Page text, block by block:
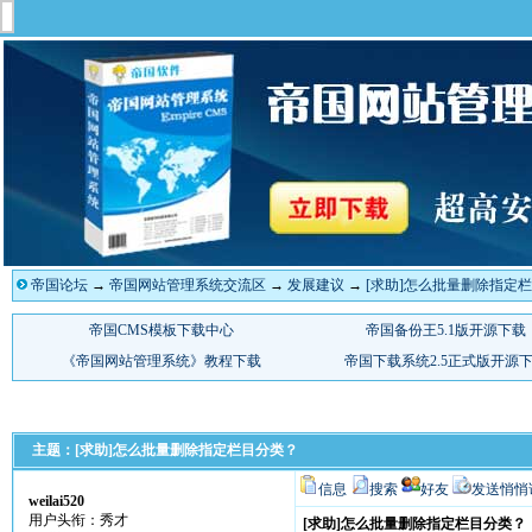
帝国论坛 → 帝国网站管理系统交流区 → 发展建议 → [求助]怎么批量删除指定
主题：[求助]怎么批量删除指定栏目分类？
weilai520
用户头衔：秀才
信息 搜索 好友 发送悄悄
[求助]怎么批量删除指定栏目分类？